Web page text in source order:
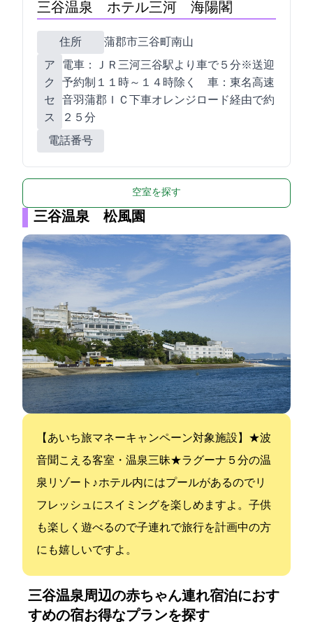
三谷温泉 ホテル三河 海陽閣
住所
蒲郡市三谷町南山1-69
ア
ク
セ
ス
電車：ＪＲ三河三谷駅より車で５分※送迎
予約制１１時～１４時除く 車：東名高速
音羽蒲郡ＩＣ下車オレンジロード経由で約
２５分
電話番号
空室を探す
三谷温泉 松風園
【あいち旅eマネーキャンペーン対象施設】★波
音聞こえる客室・温泉三昧★ラグーナ５分の温
泉リゾート♪ ホテル内にはプールがあるのでリ
フレッシュにスイミングを楽しめますよ。子供
も楽しく遊べるので子連れで旅行を計画中の方
にも嬉しいですよ。
三谷温泉周辺の赤ちゃん連れ宿泊におす
すめの宿:お得なプランを探す